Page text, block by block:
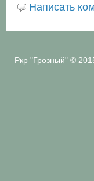
Написать
Ркр "Грозный"©